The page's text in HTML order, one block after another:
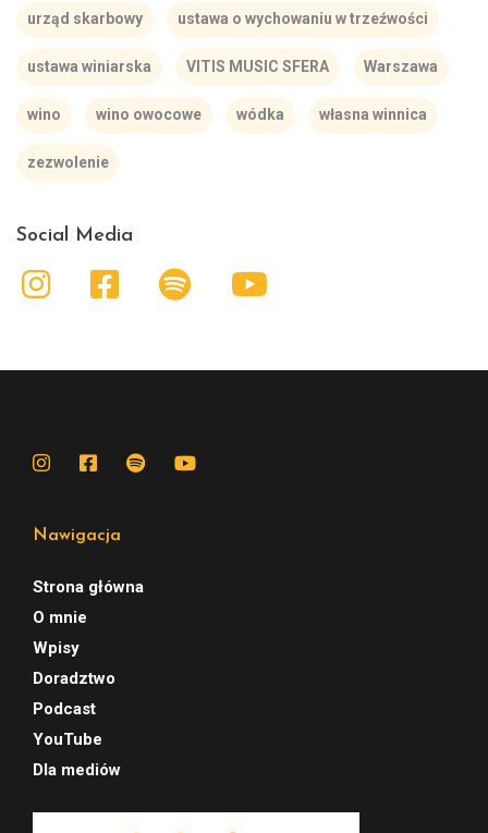
urząd skarbowy ustawa o wychowaniu w trzeźwości
ustawa winiarska VITIS MUSIC SFERA Warszawa
wino wino owocowe wódka własna winnica
zezwolenie
Social Media
Nawigacja
Strona główna
O mnie
Wpisy
Doradztwo
Podcast
YouTube
Dla mediów